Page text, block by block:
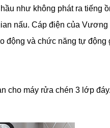
như không phát ra tiếng
nấu. Cáp điện của Vương
động và chức năng tự động
cho máy rửa chén 3 lớp đáy.